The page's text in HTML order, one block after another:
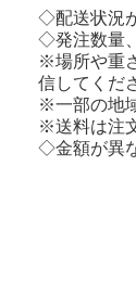
◇配送状況
◇発注数量
※場所や重
信してくだ
※一部の地
※送料は注
◇金額が異